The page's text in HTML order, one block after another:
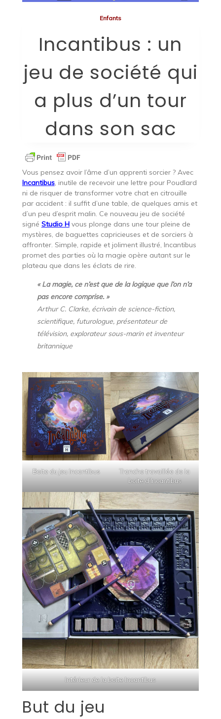
Enfants
Incantibus : un
jeu de société qui
a plus d’un tour
dans son sac
Vous pensez avoir l’âme d’un apprenti sorcier ? Avec
Incantibus, inutile de recevoir une lettre pour Poudlard
ni de risquer de transformer votre chat en citrouille
par accident : il suffit d’une table, de quelques amis et
d’un peu d’esprit malin. Ce nouveau jeu de société
signé Studio Hvous plonge dans une tour pleine de
mystères, de baguettes capricieuses et de sorciers à
affronter. Simple, rapide et joliment illustré, Incantibus
promet des parties où la magie opère autant sur le
plateau que dans les éclats de rire.
« La magie, ce n’est que de la logique que l’on n’a
pas encore comprise. »
Arthur C. Clarke, écrivain de science-fiction,
scientifique, futurologue, présentateur de
télévision, explorateur sous-marin et inventeur
britannique
Boite du jeu Incantibus
Tranche travaillée de la
boite d’Incantibus
Intérieur de la boite Incantibus
But du jeu